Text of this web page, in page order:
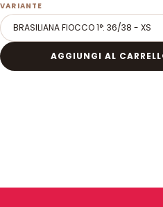
VARIANTE
AGGIUNGI AL